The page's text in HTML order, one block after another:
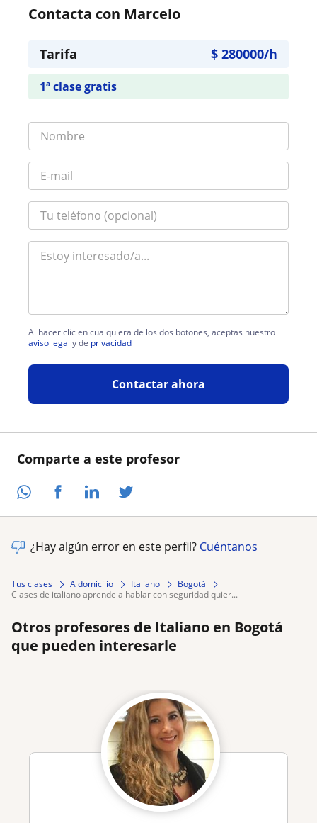
Comparte a este profesor
Contacta con Marcelo
Tarifa $ 280000/h
1ª clase gratis
Al hacer clic en cualquiera de los dos botones, aceptas nuestro
aviso legal y de privacidad
Contactar ahora
¿Hay algún error en este perfil? Cuéntanos
Tus clases A domicilio Italiano
Bogotá
clases de italiano aprende a hablar con seguridad quier...
Otros profesores de Italiano en Bogotá
que pueden interesarle